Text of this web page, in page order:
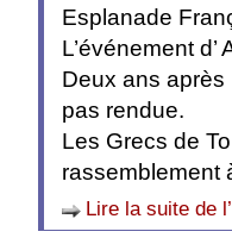
Esplanade
L’événement
Deux ans après
pas rendue.
Les Grecs de
rassemblement
Lire la suite de